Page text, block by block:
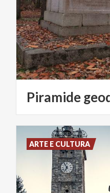
Piramide
ARTE E CULTURA